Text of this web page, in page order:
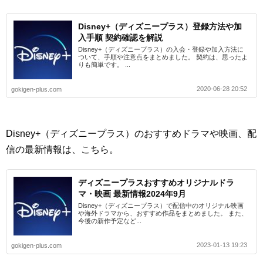
Disney+（ディズニープラス）登録方法や加
入手順 契約確認を解説
Disney+（ディズニープラス）の入会・登録や加入方法に
ついて、手順や注意点をまとめました。 契約は、思ったよ
りも簡単です。 ...
gokigen-plus.com 2020-06-28 20:52
Disney+（ディズニープラス）のおすすめドラマや映画、配
信の最新情報は、こちら。
ディズニープラスおすすめオリジナルドラ
マ・映画 最新情報2024年9月
Disney+（ディズニープラス）で配信中のオリジナル映画
や海外ドラマから、おすすめ作品をまとめました。 また、
今後の新作予定など...
gokigen-plus.com 2023-01-13 19:23